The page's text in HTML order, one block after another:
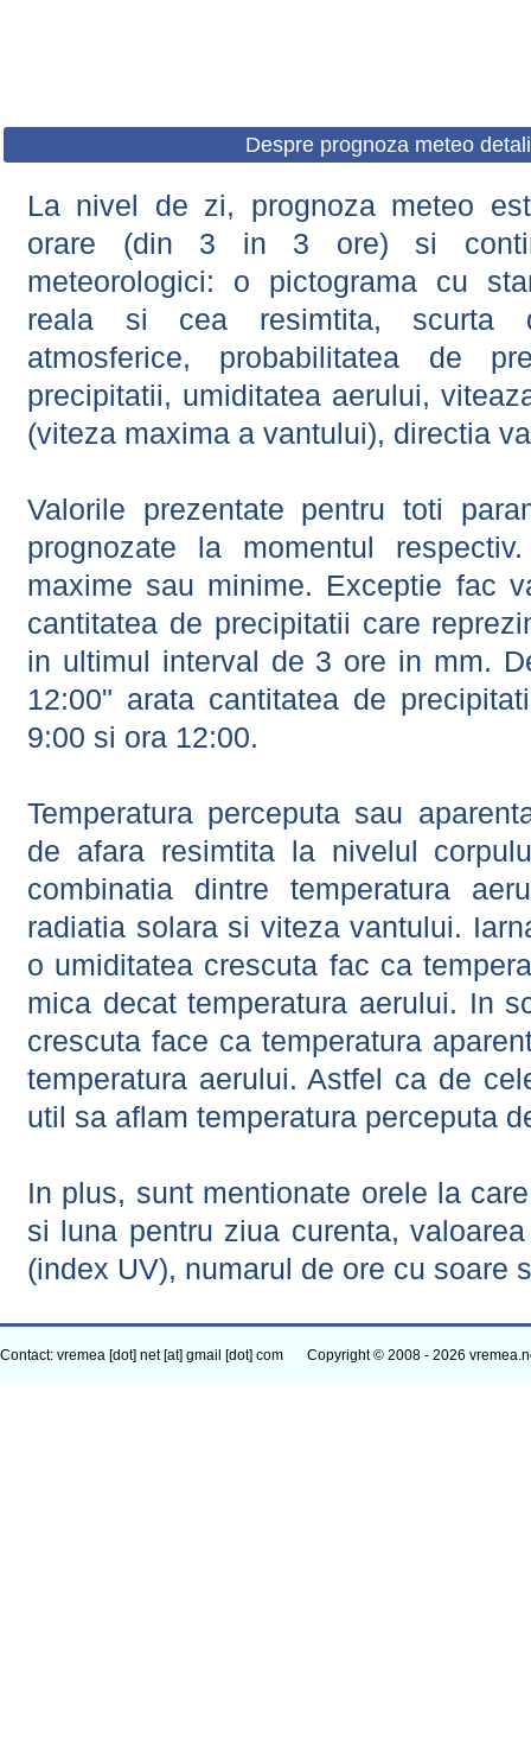
Despre prognoza meteo
La nivel de zi, prognoza meteo
orare (din 3 in 3 ore) si
meteorologici: o pictograma cu
reala si cea resimtita, scurta
atmosferice, probabilitatea de
precipitatii, umiditatea aerului,
(viteza maxima a vantului), directia
Valorile prezentate pentru toti
prognozate la momentul
maxime sau minime. Exceptie fac
cantitatea de precipitatii care
in ultimul interval de 3 ore in mm.
12:00" arata cantitatea de
9:00 si ora 12:00.
Temperatura perceputa sau
de afara resimtita la nivelul
combinatia dintre temperatura
radiatia solara si viteza vantului.
o umiditatea crescuta fac ca
mica decat temperatura aerului. In
crescuta face ca temperatura
temperatura aerului. Astfel ca de
util sa aflam temperatura perceputa
In plus, sunt mentionate orele la
si luna pentru ziua curenta,
(index UV), numarul de ore cu soare
Contact: vremea [dot] net [at] gmail [dot] com Copyright © 2008 - 2026